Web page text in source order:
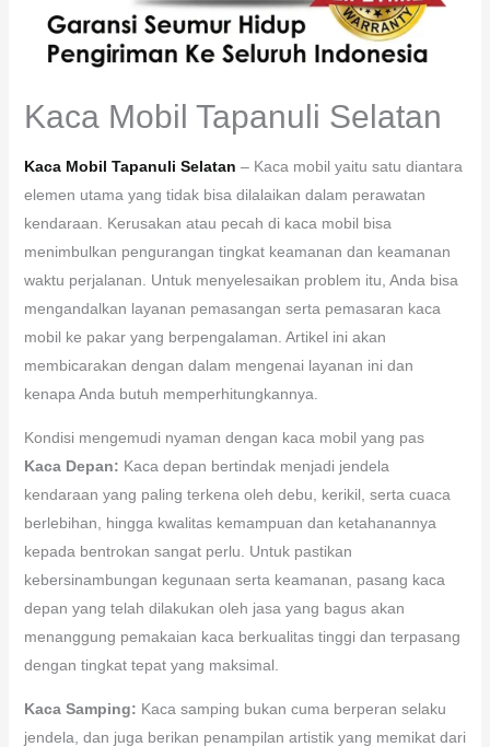
Kaca Mobil Tapanuli Selatan
Kaca Mobil Tapanuli Selatan – Kaca mobil yaitu satu diantara
elemen utama yang tidak bisa dilalaikan dalam perawatan
kendaraan. Kerusakan atau pecah di kaca mobil bisa
menimbulkan pengurangan tingkat keamanan dan keamanan
waktu perjalanan. Untuk menyelesaikan problem itu, Anda bisa
mengandalkan layanan pemasangan serta pemasaran kaca
mobil ke pakar yang berpengalaman. Artikel ini akan
membicarakan dengan dalam mengenai layanan ini dan
kenapa Anda butuh memperhitungkannya.
Kondisi mengemudi nyaman dengan kaca mobil yang pas
Kaca Depan: Kaca depan bertindak menjadi jendela
kendaraan yang paling terkena oleh debu, kerikil, serta cuaca
berlebihan, hingga kwalitas kemampuan dan ketahanannya
kepada bentrokan sangat perlu. Untuk pastikan
kebersinambungan kegunaan serta keamanan, pasang kaca
depan yang telah dilakukan oleh jasa yang bagus akan
menanggung pemakaian kaca berkualitas tinggi dan terpasang
dengan tingkat tepat yang maksimal.
Kaca Samping: Kaca samping bukan cuma berperan selaku
jendela, dan juga berikan penampilan artistik yang memikat dari